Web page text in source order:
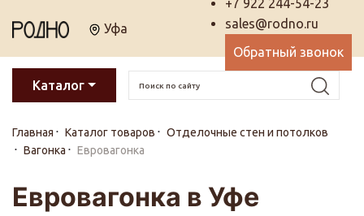
Уфа
+7 922 244-54-23
sales@rodno.ru
Обратный звонок
Каталог
Главная Каталог товаров
Отделочные стен и потолков
Вагонка
Евровагонка
Евровагонка в Уфе